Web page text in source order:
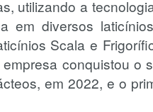
utilizando a
em diversos
Scala e
conquistou o
em 2022, e o